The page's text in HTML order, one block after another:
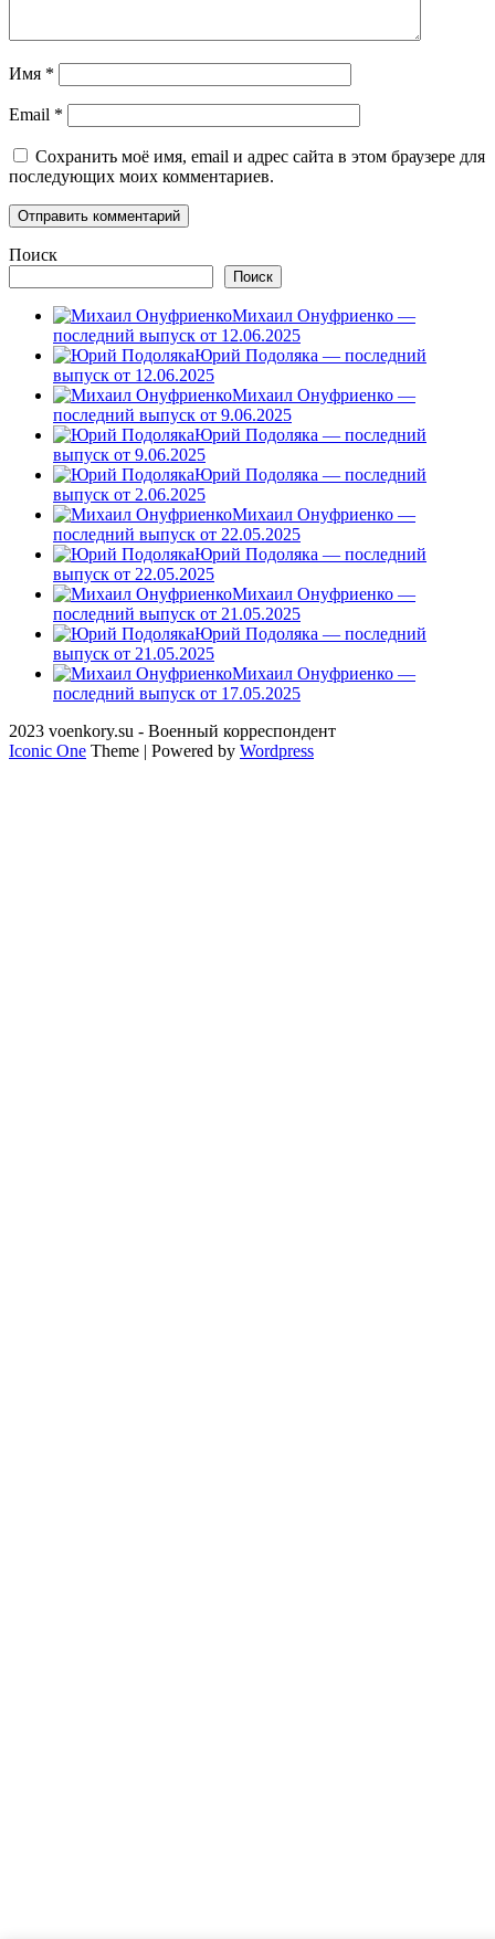
Имя *
Email *
Сохранить моё имя, email и адрес сайта в этом браузере для
последующих моих комментариев.
Поиск
Поиск
Михаил Онуфриенко —
последний выпуск от 12.06.2025
Юрий Подоляка — последний
выпуск от 12.06.2025
Михаил Онуфриенко —
последний выпуск от 9.06.2025
Юрий Подоляка — последний
выпуск от 9.06.2025
Юрий Подоляка — последний
выпуск от 2.06.2025
Михаил Онуфриенко —
последний выпуск от 22.05.2025
Юрий Подоляка — последний
выпуск от 22.05.2025
Михаил Онуфриенко —
последний выпуск от 21.05.2025
Юрий Подоляка — последний
выпуск от 21.05.2025
Михаил Онуфриенко —
последний выпуск от 17.05.2025
2023 voenkory.su - Военный корреспондент
Iconic One Theme | Powered by Wordpress